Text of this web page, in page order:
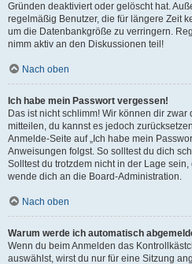
Gründen deaktiviert oder gelöscht hat.
regelmäßig Benutzer, die für längere Zeit
um die Datenbankgröße zu verringern.
nimm aktiv an den Diskussionen teil!
Nach oben
Ich habe mein Passwort vergessen!
Das ist nicht schlimm! Wir können dir
mitteilen, du kannst es jedoch
Anmelde-Seite auf „Ich habe mein
Anweisungen folgst. So solltest du dich
Solltest du trotzdem nicht in der Lage
wende dich an die Board-Administration.
Nach oben
Warum werde ich automatisch
Wenn du beim Anmelden das
auswählst, wirst du nur für eine Sitzung